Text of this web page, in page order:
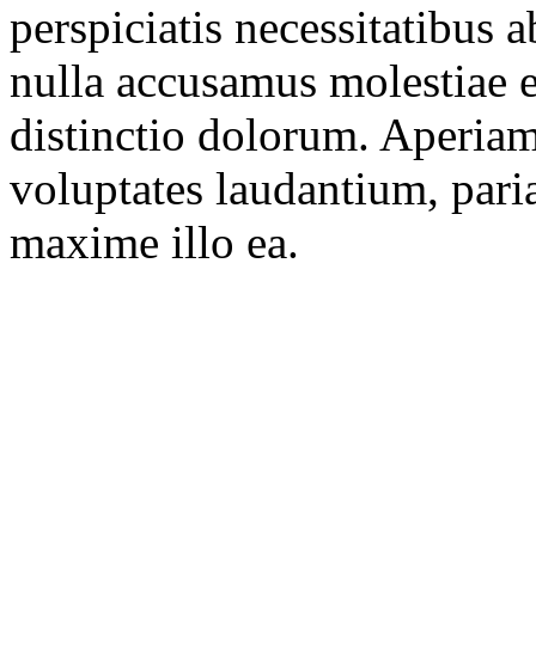
perspiciatis necessitatibus
nulla accusamus
distinctio dolorum.
voluptates laudantium,
maxime illo ea.